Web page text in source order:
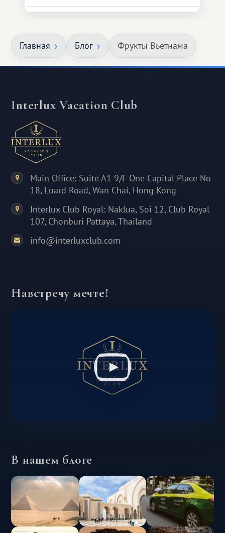
Главная Блог Фрукты Вьетнама
Interlux Vacation Club
Main Office: Suite A1 9/F One Capital Place No
18, Luard Road, Wan Chai, Hong Kong
Interlux Club Royal: Naklua, Soi 12, Club Royal
107, Chonburi Pattaya, Thailand
info@interluxclub.com
Навстречу мечте!
В нашем блоге